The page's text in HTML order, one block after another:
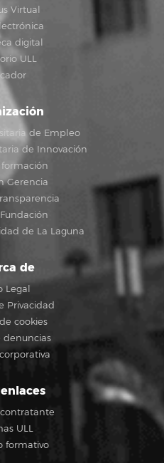
Virtual
digital
ULL
de Empleo
de Innovación
Gerencia
de La Laguna
de
Legal
Privacidad
cookies
denuncias
ULL
formativo